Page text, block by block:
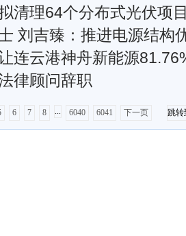
清理64个分布式光伏项
推进电源结构优化调整 加快形成绿色低
连云港神舟新能源
律顾问辞职
6 7 8 ... 6040 6041 下一页 跳转